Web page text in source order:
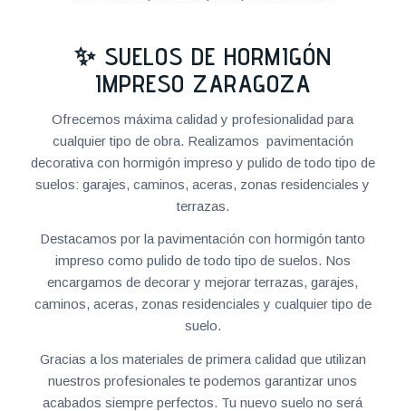
✨ SUELOS DE HORMIGÓN
IMPRESO ZARAGOZA
Ofrecemos máxima calidad y profesionalidad para
cualquier tipo de obra. Realizamos pavimentación
decorativa con hormigón impreso y pulido de todo tipo de
suelos: garajes, caminos, aceras, zonas residenciales y
terrazas.
Destacamos por la pavimentación con hormigón tanto
impreso como pulido de todo tipo de suelos. Nos
encargamos de decorar y mejorar terrazas, garajes,
caminos, aceras, zonas residenciales y cualquier tipo de
suelo.
Gracias a los materiales de primera calidad que utilizan
nuestros profesionales te podemos garantizar unos
acabados siempre perfectos. Tu nuevo suelo no será